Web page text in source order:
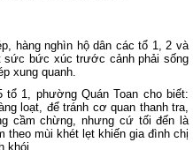
hàng nghìn hộ dân các tổ 1, 2 và
sức bức xúc trước cảnh phải sống
xung quanh.
1, phường Quán Toan cho biết:
loạt, để tránh cơ quan thanh tra,
cầm chừng, nhưng cứ tối đến là
theo mùi khét lẹt khiến gia đình chị
khói.